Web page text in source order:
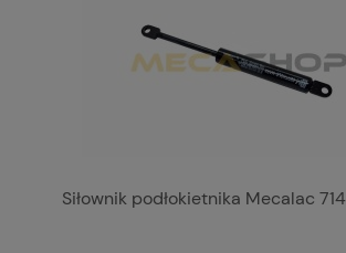
Siłownik podłokietnika Mecalac 714